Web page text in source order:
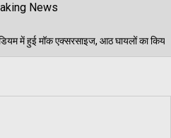
News
का किया गया रेस्क्यू 06/